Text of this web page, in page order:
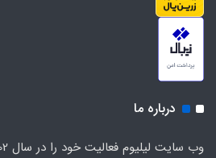
درباره ما